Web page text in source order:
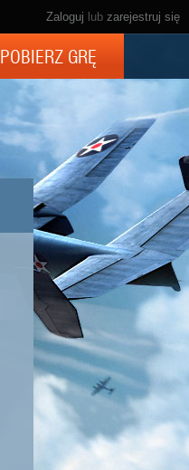
Zaloguj lub zarejestruj się
POBIERZ GRĘ